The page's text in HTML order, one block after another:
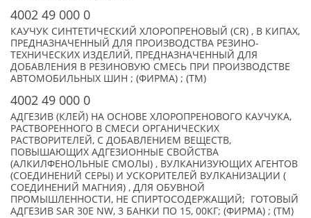
4002 49 000 0
КАУЧУК СИНТЕТИЧЕСКИЙ ХЛОРОПРЕНОВЫЙ (CR) , В КИПАХ,
ПРЕДНАЗНАЧЕННЫЙ ДЛЯ ПРОИЗВОДСТВА РЕЗИНО-
ТЕХНИЧЕСКИХ ИЗДЕЛИЙ, ПРЕДНАЗНАЧЕННЫЙ ДЛЯ
ДОБАВЛЕНИЯ В РЕЗИНОВУЮ СМЕСЬ ПРИ ПРОИЗВОДСТВЕ
АВТОМОБИЛЬНЫХ ШИН ; (ФИРМА) ; (TM)
4002 49 000 0
АДГЕЗИВ (КЛЕЙ) НА ОСНОВЕ ХЛОРОПРЕНОВОГО КАУЧУКА,
РАСТВОРЕННОГО В СМЕСИ ОРГАНИЧЕСКИХ
РАСТВОРИТЕЛЕЙ, С ДОБАВЛЕНИЕМ ВЕЩЕСТВ,
ПОВЫШАЮЩИХ АДГЕЗИОННЫЕ СВОЙСТВА
(АЛКИЛФЕНОЛЬНЫЕ СМОЛЫ) , ВУЛКАНИЗУЮЩИХ АГЕНТОВ
(СОЕДИНЕНИЙ СЕРЫ) И УСКОРИТЕЛЕЙ ВУЛКАНИЗАЦИИ (
СОЕДИНЕНИЙ МАГНИЯ) , ДЛЯ ОБУВНОЙ
ПРОМЫШЛЕННОСТИ, НЕ СПИРТОСОДЕРЖАЩИЙ; ГОТОВЫЙ
АДГЕЗИВ SAR 30Е NW, 3 БАНКИ ПО 15, 00КГ; (ФИРМА) ; (TM)